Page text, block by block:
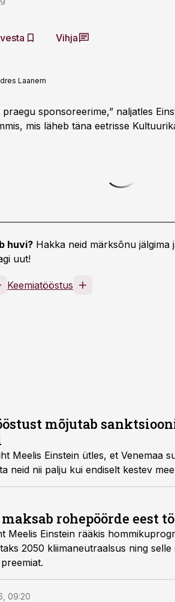
Vihja
Laanem
praegu sponsoreerime,” naljatles
mis läheb täna eetrisse
huvi? Hakka neid märksõnu jälgima
uut!
Keemiatööstus
mõjutab
Meelis Einstein ütles, et Venemaa
neid nii palju kui endiselt kestev
rohepöörde eest
Meelis Einstein rääkis
2050 kliimaneutraalsus ning
09:20